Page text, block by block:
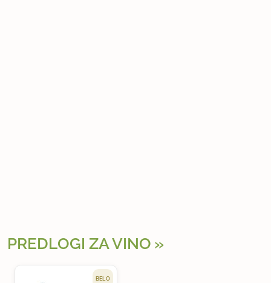
PREDLOGI ZA VINO
BELO